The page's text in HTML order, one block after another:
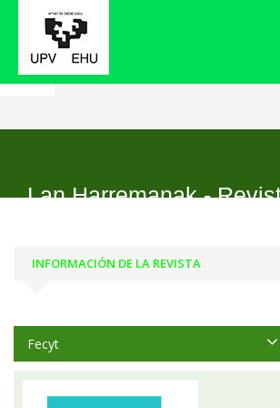
Lan Harremanak -
Inicio Registrarse
INFORMACIÓN DE LA REVISTA
Fecyt